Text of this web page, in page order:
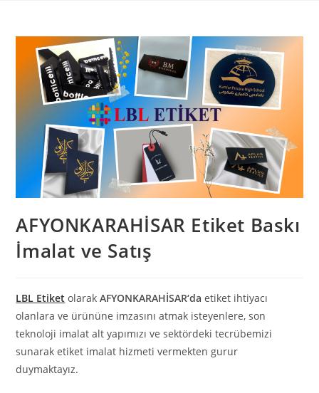
AFYONKARAHİSAR Etiket Baskı
İmalat ve Satış
LBL Etiket olarakAFYONKARAHİSAR‘da etiket ihtiyacı
olanlara ve ürününe imzasını atmak isteyenlere, son
teknoloji imalat alt yapımızı ve sektördeki tecrübemizi
sunarak etiket imalat hizmeti vermekten gurur
duymaktayız.